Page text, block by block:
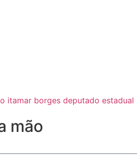
mão